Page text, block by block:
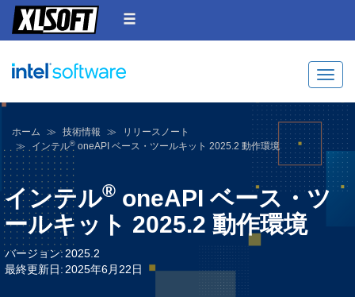
ホーム 技術情報
リリースノート
インテル® oneAPI ベース・ツールキット 2025.2 動作環境
インテル® oneAPI ベース・ツ
ールキット 2025.2 動作環境
バージョン: 2025.2
最終更新日: 2025年6月22日